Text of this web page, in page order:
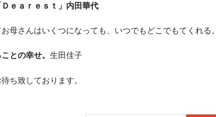
ｅａｒｅｓｔ」 内田華代
母さんはいくつになっても、いつでもどこでもてくれる。
との幸せ。 生田佳子
ち致しております。